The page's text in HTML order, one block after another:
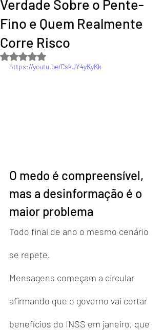
Verdade Sobre o Pente-
Fino e Quem Realmente
Corre Risco
Avaliado com NaN de 5 estrelas.
https://youtu.be/CskJY4yKyKk
O medo é compreensível,
mas a desinformação é o
maior problema
Todo final de ano o mesmo cenário
se repete.
Mensagens começam a circular
afirmando que o governo vai cortar
benefícios do INSS em janeiro, que